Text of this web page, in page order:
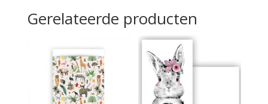
Gerelateerde producten